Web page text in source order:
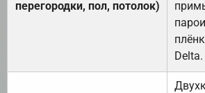
перегородки, пол, потолок)
Delta.